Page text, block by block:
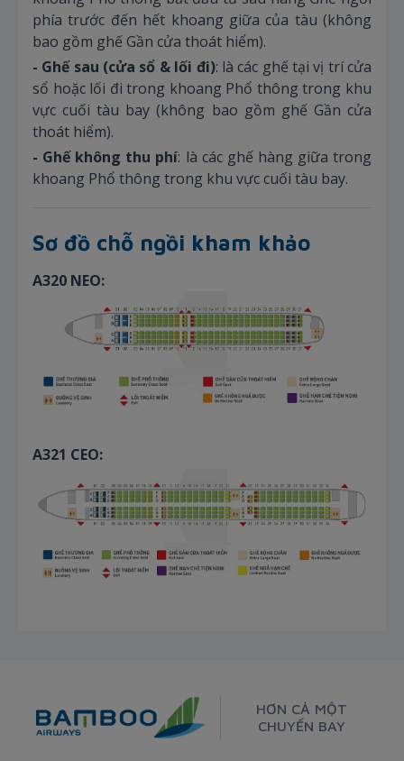
phía trước đến hết khoang giữa của tàu (không
bao gồm ghế Gần cửa thoát hiểm).
- Ghế sau (cửa sổ & lối đi): là các ghế tại vị trí cửa
sổ hoặc lối đi trong khoang Phổ thông trong khu
vực cuối tàu bay (không bao gồm ghế Gần cửa
thoát hiểm).
- Ghế không thu phí: là các ghế hàng giữa trong
khoang Phổ thông trong khu vực cuối tàu bay.
Sơ đồ chỗ ngồi kham khảo
A320 NEO:
A321 CEO:
HƠN CẢ MỘT
CHUYẾN BAY